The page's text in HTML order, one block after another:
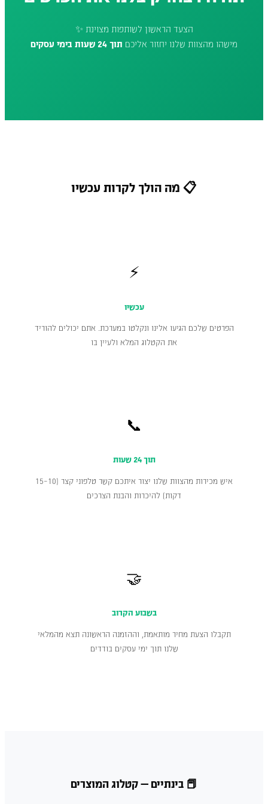
הצעד הראשון לשותפות מצוינת ✨
מישהו מהצוות שלנו יחזור אליכם תוך 24 שעות בימי עסקים
📋 מה הולך לקרות עכשיו
⚡
עכשיו
הפרטים שלכם הגיעו אלינו ונקלטו במערכת. אתם יכולים להוריד
את הקטלוג המלא ולעיין בו
📞
תוך 24 שעות
איש מכירות מהצוות שלנו יצור איתכם קשר טלפוני קצר (10–15
דקות) להיכרות והבנת הצרכים
🤝
בשבוע הקרוב
תקבלו הצעת מחיר מותאמת, וההזמנה הראשונה תצא מהמלאי
שלנו תוך ימי עסקים בודדים
📕 בינתיים — קטלוג המוצרים